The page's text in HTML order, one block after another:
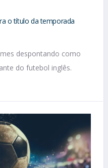
o título da temporada
despontando como
do futebol inglês.